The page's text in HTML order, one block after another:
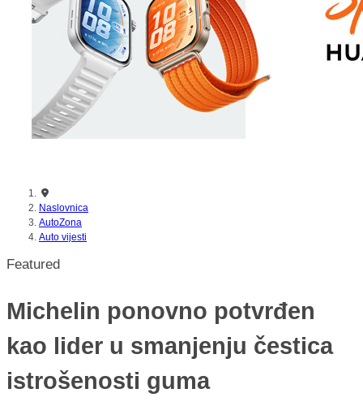
Naslovnica
AutoZona
Auto vijesti
Featured
Michelin ponovno potvrđen
kao lider u smanjenju čestica
istrošenosti guma